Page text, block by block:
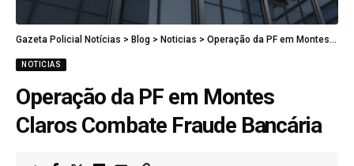
Gazeta Policial Notícias > Blog > Noticias > Operação da PF em Montes Claros Combate Fraude Bancária
NOTICIAS
Operação da PF em Montes
Claros Combate Fraude Bancária